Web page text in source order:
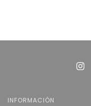
INFORMACIÓN